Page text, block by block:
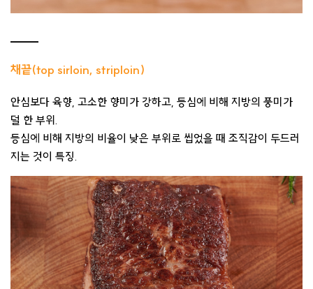
채끝(top sirloin, striploin)
안심보다 육향, 고소한 향미가 강하고, 등심에 비해 지방의 풍미가
덜 한 부위.
등심에 비해 지방의 비율이 낮은 부위로 씹었을 때 조직감이 두드러
지는 것이 특징.